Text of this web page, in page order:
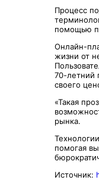
Процесс
помощью
Онлайн-
жизни от
70-летний
своего
«Такая
рынка.
помогая
Источник: